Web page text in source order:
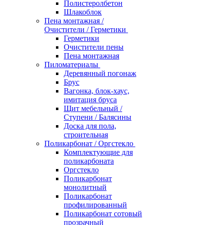
Полистеролбетон
Шлакоблок
Пена монтажная /
Очистители / Герметики
Герметики
Очистители пены
Пена монтажная
Пиломатериалы
Деревянный погонаж
Брус
Вагонка, блок-хаус,
имитация бруса
Щит мебельный /
Ступени / Балясины
Доска для пола,
строительная
Поликарбонат / Оргстекло
Комплектующие для
поликарбоната
Оргстекло
Поликарбонат
монолитный
Поликарбонат
профилированный
Поликарбонат сотовый
прозрачный